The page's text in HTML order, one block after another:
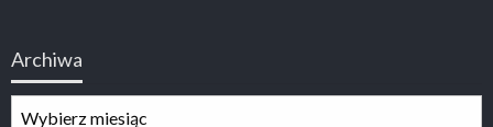
Archiwa